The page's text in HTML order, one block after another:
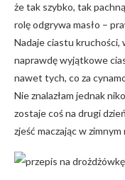
że tak szybko, tak
rolę odgrywa masło –
Nadaje ciastu kruchości,
naprawdę wyjątkowe
nawet tych, co za
Nie znalazłam jednak
zostaje coś na drugi
zjeść maczając w